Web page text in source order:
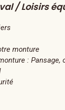
/ Loisirs
monture
: Pansage,